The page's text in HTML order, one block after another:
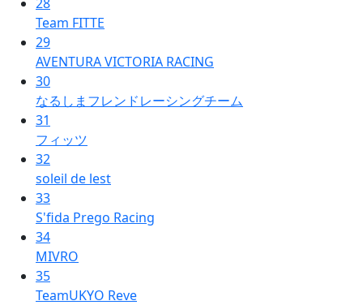
Team FITTE
29
AVENTURA VICTORIA RACING
30
なるしまフレンドレーシングチーム
31
フィッツ
32
soleil de lest
33
S'fida Prego Racing
34
MIVRO
35
TeamUKYO Reve